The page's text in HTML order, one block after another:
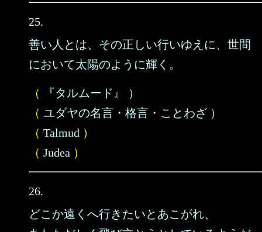
25.
善い人とは、その正しい行いゆえに、世間
において太陽のように輝く。
（ 『タルムード』
）
（ ユダヤの名言・格言・ことわざ ）
（ Talmud ）
（ Judea ）
26.
どこか遠くへ行きたいとあこがれ、